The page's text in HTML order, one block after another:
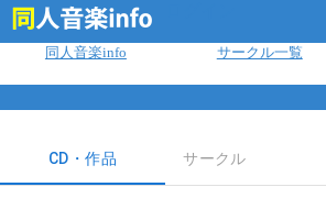
同人音楽info サークル一覧
CD・作品 サークル